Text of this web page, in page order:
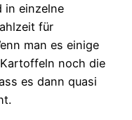
in einzelne
für
man es einige
noch die
es dann quasi